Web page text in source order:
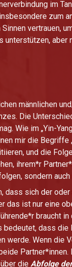
im
zum
vertrauen,
aber
männlichen
Die
Wie im „Yin-
mir die Begriffe
und die
ihrem*r
sondern
sich der
das ist nur eine
braucht
dass
werde. Wenn
Partner*innen.
die Abfolge